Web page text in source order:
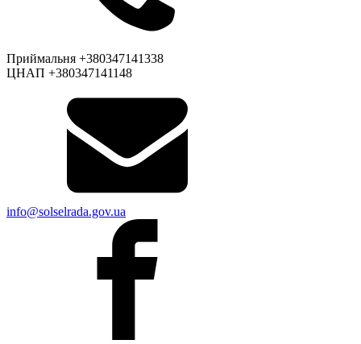
Приймальня +380347141338
ЦНАП +380347141148
info@solselrada.gov.ua